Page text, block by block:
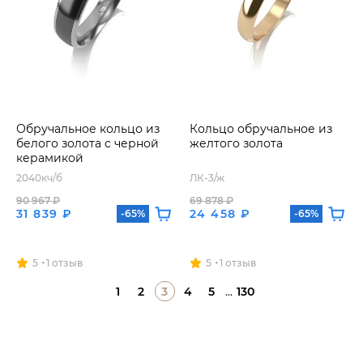
Обручальное кольцо из
белого золота с черной
керамикой
2040кч/б
31 839 ₽
90 967 ₽
-65%
5 1 отзыв
Кольцо обручальное из
желтого золота
ЛК-3/ж
24 458 ₽
69 878 ₽
-65%
5 1 отзыв
1 2 3 4 5 ... 130